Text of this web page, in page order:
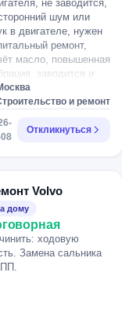
не заводится,
шум или
в двигателе, нужен
ремонт,
масло, повышенная
заводится и
глохнет, повышен
масла, снижение
двигателя,
дым из выхлопной
Engine, повышен
топлива.
и ремонт
Откликнуться
Volvo
дому
ходовую
Замена сальника